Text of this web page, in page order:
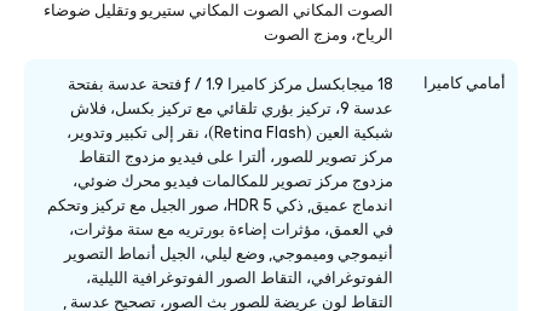
الصوت المكاني الصوت المكاني ستيريو وتقليل ضوضاء
الرياح، ومزج الصوت
أمامي كاميرا
18 ميجابكسل مركز كاميرا ƒ / 1.9 فتحة عدسة بفتحة
عدسة 9، تركيز بؤري تلقائي مع تركيز بكسل، فلاش
شبكية العين (Retina Flash)، نقر إلى تكبير وتدوير،
مركز تصوير للصور، ألترا على فيديو مزدوج التقاط
مزدوج مركز تصوير للمكالمات فيديو محرك ضوئي،
اندماج عميق, ذكي HDR 5، صور الجيل مع تركيز وتحكم
في العمق، مؤثرات إضاءة بورتريه مع ستة مؤثرات،
أنيموجي وميموجي, وضع ليلي، الجيل أنماط التصوير
الفوتوغرافي، التقاط الصور الفوتوغرافية الليلية،
التقاط لون عريضة للصور بث الصور، تصحيح عدسة ,